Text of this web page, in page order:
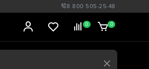
8 800 505-25-48
0 0